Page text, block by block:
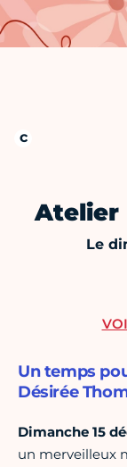
Atelier
Le
Un temps
Désirée
Dimanche 15
un merveilleux